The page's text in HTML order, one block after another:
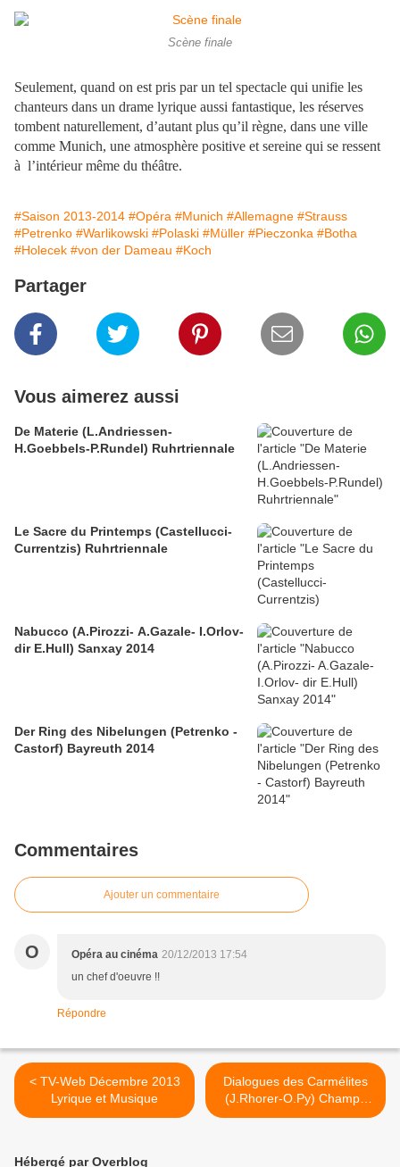
Scène finale
Seulement, quand on est pris par un tel spectacle qui unifie les
chanteurs dans un drame lyrique aussi fantastique, les réserves
tombent naturellement, d’autant plus qu’il règne, dans une ville
comme Munich, une atmosphère positive et sereine qui se ressent
à l’intérieur même du théâtre.
#Saison 2013-2014 #Opéra #Munich #Allemagne #Strauss
#Petrenko #Warlikowski #Polaski #Müller #Pieczonka #Botha
#Holecek #von der Dameau #Koch
Partager
Vous aimerez aussi
De Materie (L.Andriessen-
H.Goebbels-P.Rundel) Ruhrtriennale
Le Sacre du Printemps (Castellucci-
Currentzis) Ruhrtriennale
Nabucco (A.Pirozzi- A.Gazale- I.Orlov-
dir E.Hull) Sanxay 2014
Der Ring des Nibelungen (Petrenko -
Castorf) Bayreuth 2014
Commentaires
Ajouter un commentaire
O Opéra au cinéma 20/12/2013 17:54
un chef d'oeuvre !!
Répondre
< TV-Web Décembre 2013
Lyrique et Musique
Dialogues des Carmélites
(J.Rhorer-O.Py) Champs
Elysées >
Hébergé par Overblog